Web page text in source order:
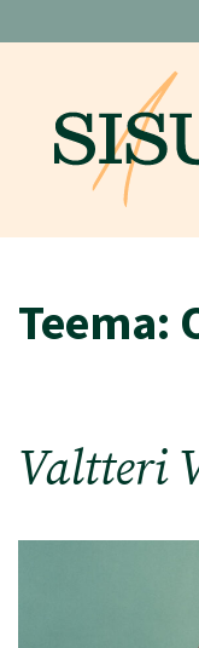
sisältöön
Teema:
Valtteri